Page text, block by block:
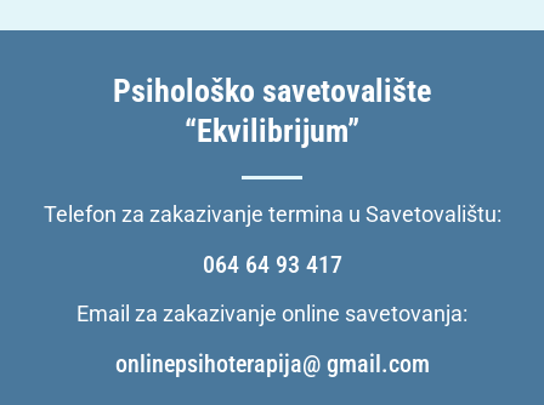
Psihološko savetovalište
“Ekvilibrijum”
Telefon za zakazivanje termina u Savetovalištu:
064 64 93 417
Email za zakazivanje online savetovanja:
onlinepsihoterapija@ gmail.com